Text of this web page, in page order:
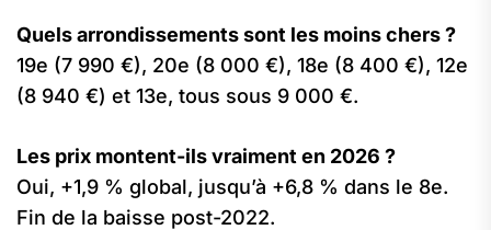
Quels arrondissements sont les moins chers ?
19e (7 990 €), 20e (8 000 €), 18e (8 400 €), 12e
(8 940 €) et 13e, tous sous 9 000 €.
Les prix montent-ils vraiment en 2026 ?
Oui, +1,9 % global, jusqu’à +6,8 % dans le 8e.
Fin de la baisse post-2022.